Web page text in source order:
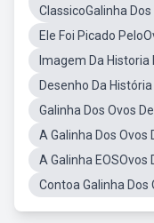
ClassicoGalinha Dos
Ele Foi Picado
Imagem Da Historia
Desenho Da
Galinha Dos Ovos
A Galinha Dos Ovos
A Galinha EOSOvos
Contoa Galinha Dos